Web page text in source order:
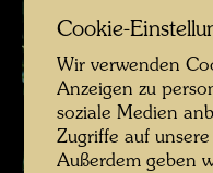
Cookie-
Wir verwenden
Anzeigen zu
soziale Medien
Zugriffe auf
Außerdem geben